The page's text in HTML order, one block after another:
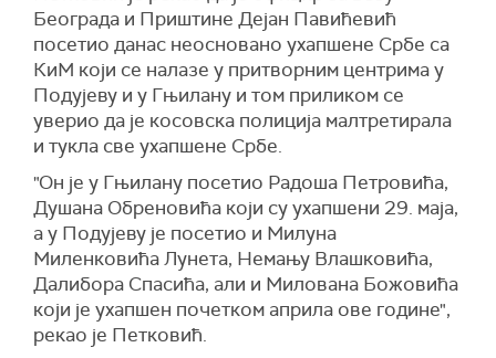
Београда и Приштине Дејан Павићевић
посетио данас неосновано ухапшене Србе са
КиМ који се налазе у притворним центрима у
Подујеву и у Гњилану и том приликом се
уверио да је косовска полиција малтретирала
и тукла све ухапшене Србе.
"Он је у Гњилану посетио Радоша Петровића,
Душана Обреновића који су ухапшени 29. маја,
а у Подујеву је посетио и Милуна
Миленковића Лунета, Немању Влашковића,
Далибора Спасића, али и Милована Божовића
који је ухапшен почетком априла ове године",
рекао је Петковић.